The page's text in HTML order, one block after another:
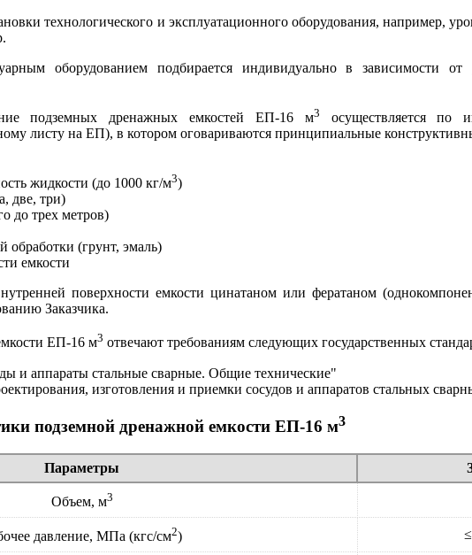
технологического и эксплуатационного оборудования, например,
оборудованием подбирается индивидуально в зависимости
подземных дренажных емкостей ЕП-16 м3
осуществляется по
листу на ЕП), в котором оговариваются принципиальные
жидкости (до 1000 кг/м3)
две, три)
до трех метров)
обработки (грунт, эмаль)
емкости
поверхности емкости цинатаном или фератаном
Заказчика.
ЕП-16 м3 отвечают требованиям следующих государственных
и аппараты стальные сварные. Общие технические"
изготовления и приемки сосудов и аппаратов стальных
подземной дренажной емкости ЕП-16 м3
Параметры
Объем, м3
давление, МПа (кгс/см2)